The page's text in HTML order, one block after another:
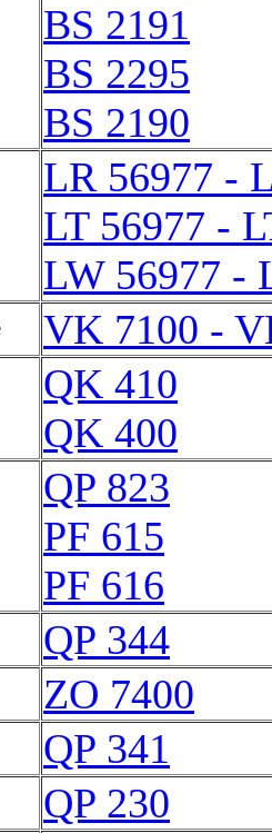
BS 2191
BS 2295
BS 2190
LR 56977 -
LT 56977 -
LW 56977 -
VK 7100 -
QK 410
QK 400
QP 823
PF 615
PF 616
QP 344
ZO 7400
QP 341
QP 230